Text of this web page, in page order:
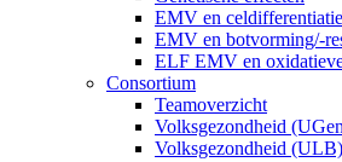
EMV en celdifferentiatie
EMV en botvorming/-
ELF EMV en
Consortium
Teamoverzicht
Volksgezondheid
Volksgezondheid (ULB)